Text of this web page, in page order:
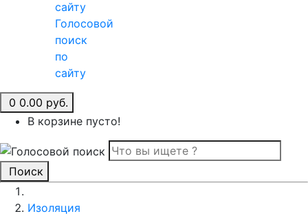
Голосовой
поиск
по
сайту
0 0.00 руб.
В корзине пусто!
Поиск
Изоляция